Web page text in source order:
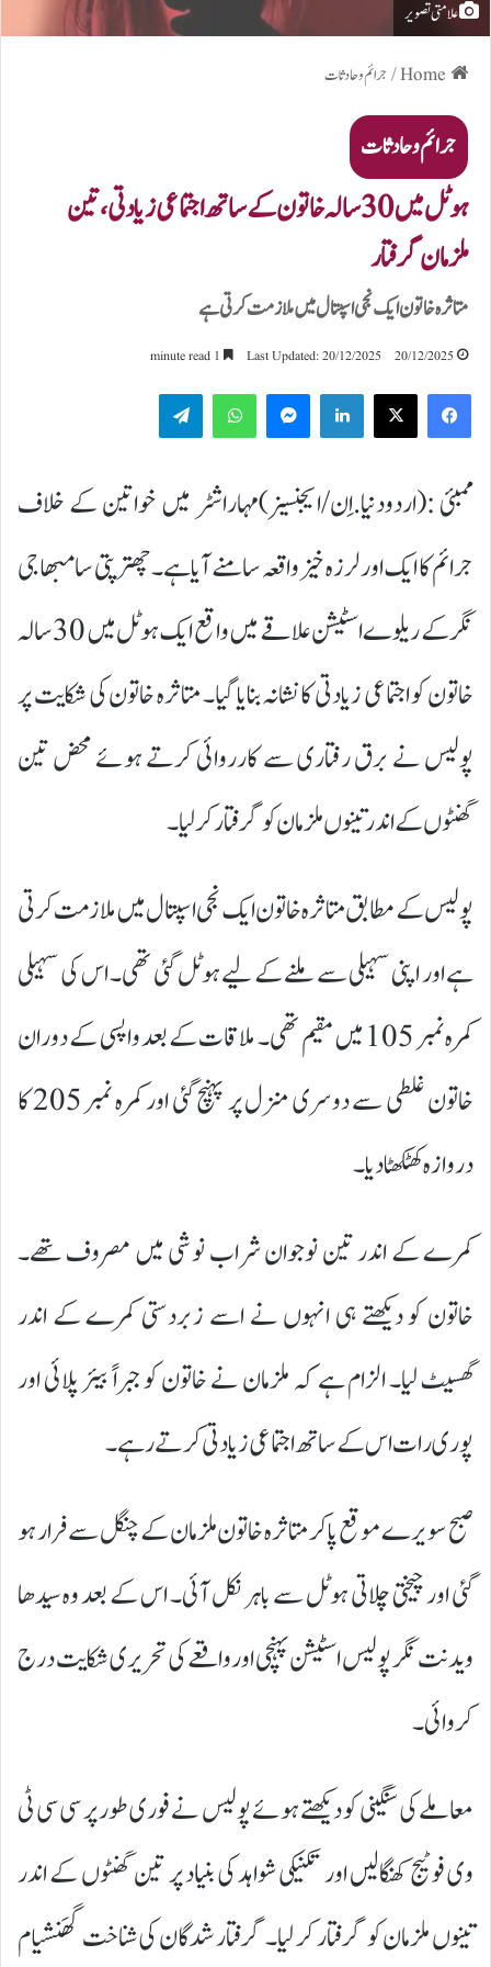
علامتی تصویر
/ جرائم و حادثات
جرائم و حادثات
ہوٹل میں 30 سالہ خاتون کے ساتھ اجتماعی زیادتی،تین
ملزمان گرفتار
متاثرہ خاتون ایک نجی اسپتال میں ملازمت کرتی ہے
20/12/2025
Last Updated: 20/12/2025
LinkedIn
WhatsApp
ممبئی :(اردودنیا.اِن/ایجنسیز)مہاراشٹر میں خواتین کے خلاف
جرائم کا ایک اور لرزہ خیز واقعہ سامنے آیا ہے۔ چھترپتی سامبھاجی
نگر کے ریلوے اسٹیشن علاقے میں واقع ایک ہوٹل میں 30 سالہ
خاتون کو اجتماعی زیادتی کا نشانہ بنایا گیا۔ متاثرہ خاتون کی شکایت پر
پولیس نے برق رفتاری سے کارروائی کرتے ہوئے محض تین
گھنٹوں کے اندر تینوں ملزمان کو گرفتار کر لیا۔
پولیس کے مطابق متاثرہ خاتون ایک نجی اسپتال میں ملازمت کرتی
ہے اور اپنی سہیلی سے ملنے کے لیے ہوٹل گئی تھی۔ اس کی سہیلی
کمرہ نمبر 105 میں مقیم تھی۔ ملاقات کے بعد واپسی کے دوران
خاتون غلطی سے دوسری منزل پر پہنچ گئی اور کمرہ نمبر 205 کا
دروازہ کھٹکھٹا دیا۔
کمرے کے اندر تین نوجوان شراب نوشی میں مصروف تھے۔
خاتون کو دیکھتے ہی انہوں نے اسے زبردستی کمرے کے اندر
گھسیٹ لیا۔ الزام ہے کہ ملزمان نے خاتون کو جبراً بیئر پلائی اور
پوری رات اس کے ساتھ اجتماعی زیادتی کرتے رہے۔
صبح سویرے موقع پاکر متاثرہ خاتون ملزمان کے چنگل سے فرار ہو
گئی اور چیختی چلاتی ہوٹل سے باہر نکل آئی۔ اس کے بعد وہ سیدھا
ویدنت نگر پولیس اسٹیشن پہنچی اور واقعے کی تحریری شکایت درج
کروائی۔
معاملے کی سنگینی کو دیکھتے ہوئے پولیس نے فوری طور پر سی سی ٹی
وی فوٹیج کھنگالیں اور تکنیکی شواہد کی بنیاد پر تین گھنٹوں کے اندر
تینوں ملزمان کو گرفتار کر لیا۔ گرفتار شدگان کی شناخت گھَنشیام